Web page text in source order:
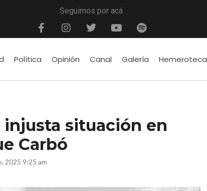
Seguimos por acá
Política Opinión Canal Galería Hemeroteca
injusta situación en
Carbó
2025 9:25 am